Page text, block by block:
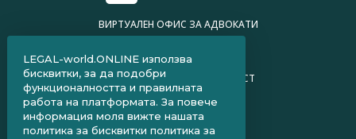
ВИРТУАЛЕН ОФИС ЗА АДВОКАТИ
ПОЛИТИКА ЗА ПОВЕРИТЕЛНОСТ
ЧЗВ ЗА КЛИЕНТИ
ЧЗВ ЗА АДВОКАТИ
LEGAL-world.ONLINE използва
бисквитки, за да подобри
функционалността и правилната
работа на платформата. За повече
информация моля вижте нашата
политика за бисквитки политика за